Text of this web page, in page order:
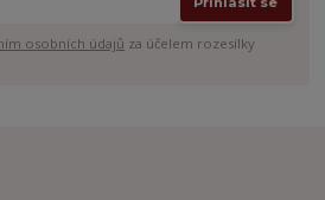
osobních údajů za účelem rozesílky